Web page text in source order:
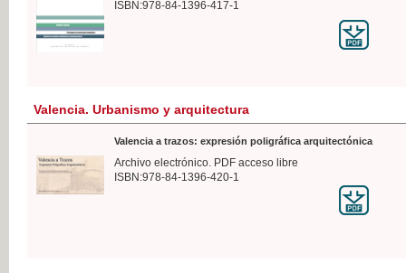
ISBN:978-84-1396-417-1
Valencia. Urbanismo y arquitectura
Valencia a trazos: expresión poligráfica arquitectónica
Archivo electrónico. PDF acceso libre
ISBN:978-84-1396-420-1